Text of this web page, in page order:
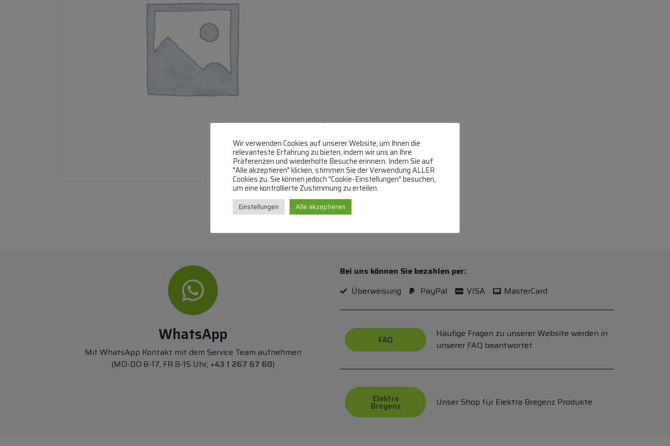
WhatsApp
Mit WhatsApp Kontakt mit dem Service Team aufnehmen
(MO-DO 8-17, FR 8-15 Uhr, +43 1 267 67 60)
Bei uns können Sie bezahlen per:
Überweisung
PayPal VISA MasterCard
FAQ
Häufige Fragen zu unserer Website werden in
unserer FAQ beantwortet
Elektra
Bregenz Unser Shop für Elektra Bregenz Produkte
Wir verwenden Cookies auf unserer Website, um Ihnen die
relevanteste Erfahrung zu bieten, indem wir uns an Ihre
Präferenzen und wiederholte Besuche erinnern. Indem Sie auf
"Alle akzeptieren" klicken, stimmen Sie der Verwendung ALLER
Cookies zu. Sie können jedoch "Cookie-Einstellungen" besuchen,
um eine kontrollierte Zustimmung zu erteilen.
Einstellungen Alle akzeptieren